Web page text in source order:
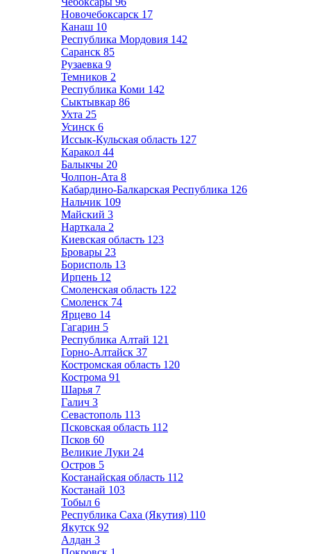
Новочебоксарск 17
Канаш 10
Республика Мордовия 142
Саранск 85
Рузаевка 9
Темников 2
Республика Коми 142
Сыктывкар 86
Ухта 25
Усинск 6
Иссык-Кульская область 127
Каракол 44
Балыкчы 20
Чолпон-Ата 8
Кабардино-Балкарская Республика 126
Нальчик 109
Майский 3
Нарткала 2
Киевская область 123
Бровары 23
Борисполь 13
Ирпень 12
Смоленская область 122
Смоленск 74
Ярцево 14
Гагарин 5
Республика Алтай 121
Горно-Алтайск 37
Костромская область 120
Кострома 91
Шарья 7
Галич 3
Севастополь 113
Псковская область 112
Псков 60
Великие Луки 24
Остров 5
Костанайская область 112
Костанай 103
Тобыл 6
Республика Саха (Якутия) 110
Якутск 92
Алдан 3